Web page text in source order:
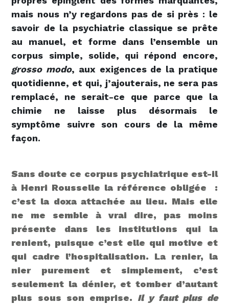
mais nous n’y regardons pas de si près : le
savoir de la psychiatrie classique se prête
au manuel, et forme dans l’ensemble un
corpus simple, solide, qui répond encore,
grosso modo, aux exigences de la pratique
quotidienne, et qui, j’ajouterais, ne sera pas
remplacé, ne serait-ce que parce que la
chimie ne laisse plus désormais le
symptôme suivre son cours de la même
façon.
Sans doute ce corpus psychiatrique est-il
à Henri Rousselle la référence obligée :
c’est la doxa attachée au lieu. Mais elle
ne me semble à vrai dire, pas moins
présente dans les institutions qui la
renient, puisque c’est elle qui motive et
qui cadre l’hospitalisation. La renier, la
nier purement et simplement, c’est
seulement la dénier, et tomber d’autant
plus sous son emprise. Il y faut plus de